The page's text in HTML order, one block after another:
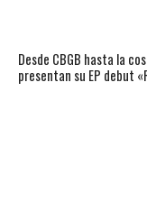
Desde CBGB hasta la
presentan su EP debut